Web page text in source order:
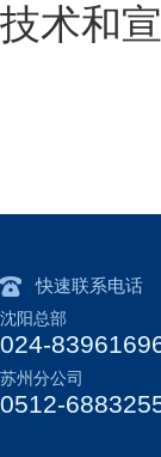
技术和
快速联系电话
沈阳总部
024-
苏州分公司
0512-